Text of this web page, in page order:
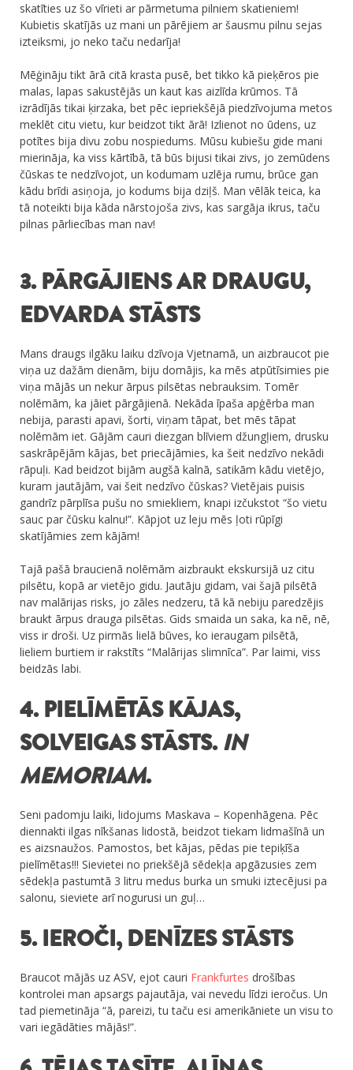
skatīties uz šo vīrieti ar pārmetuma pilniem skatieniem!
Kubietis skatījās uz mani un pārējiem ar šausmu pilnu sejas
izteiksmi, jo neko taču nedarīja!
Mēģināju tikt ārā citā krasta pusē, bet tikko kā pieķēros pie
malas, lapas sakustējās un kaut kas aizlīda krūmos. Tā
izrādījās tikai ķirzaka, bet pēc iepriekšējā piedzīvojuma metos
meklēt citu vietu, kur beidzot tikt ārā! Izlienot no ūdens, uz
potītes bija divu zobu nospiedums. Mūsu kubiešu gide mani
mierināja, ka viss kārtībā, tā būs bijusi tikai zivs, jo zemūdens
čūskas te nedzīvojot, un kodumam uzlēja rumu, brūce gan
kādu brīdi asiņoja, jo kodums bija dziļš. Man vēlāk teica, ka
tā noteikti bija kāda nārstojoša zivs, kas sargāja ikrus, taču
pilnas pārliecības man nav!
3. PĀRGĀJIENS AR DRAUGU,
EDVARDA STĀSTS
Mans draugs ilgāku laiku dzīvoja Vjetnamā, un aizbraucot pie
viņa uz dažām dienām, biju domājis, ka mēs atpūtīsimies pie
viņa mājās un nekur ārpus pilsētas nebrauksim. Tomēr
nolēmām, ka jāiet pārgājienā. Nekāda īpaša apģērba man
nebija, parasti apavi, šorti, viņam tāpat, bet mēs tāpat
nolēmām iet. Gājām cauri diezgan blīviem džungļiem, drusku
saskrāpējām kājas, bet priecājāmies, ka šeit nedzīvo nekādi
rāpuļi. Kad beidzot bijām augšā kalnā, satikām kādu vietējo,
kuram jautājām, vai šeit nedzīvo čūskas? Vietējais puisis
gandrīz pārplīsa pušu no smiekliem, knapi izčukstot “šo vietu
sauc par čūsku kalnu!”. Kāpjot uz leju mēs ļoti rūpīgi
skatījāmies zem kājām!
Tajā pašā braucienā nolēmām aizbraukt ekskursijā uz citu
pilsētu, kopā ar vietējo gidu. Jautāju gidam, vai šajā pilsētā
nav malārijas risks, jo zāles nedzeru, tā kā nebiju paredzējis
braukt ārpus drauga pilsētas. Gids smaida un saka, ka nē, nē,
viss ir droši. Uz pirmās lielā būves, ko ieraugam pilsētā,
lieliem burtiem ir rakstīts “Malārijas slimnīca”. Par laimi, viss
beidzās labi.
4. PIELĪMĒTĀS KĀJAS,
SOLVEIGAS STĀSTS.IN
MEMORIAM.
Seni padomju laiki, lidojums Maskava – Kopenhāgena. Pēc
diennakti ilgas nīkšanas lidostā, beidzot tiekam lidmašīnā un
es aizsnaužos. Pamostos, bet kājas, pēdas pie tepiķīša
pielīmētas!!! Sievietei no priekšējā sēdekļa apgāzusies zem
sēdekļa pastumtā 3 litru medus burka un smuki iztecējusi pa
salonu, sieviete arī nogurusi un guļ…
5. IEROČI, DENĪZES STĀSTS
Braucot mājās uz ASV, ejot cauri Frankfurtes drošības
kontrolei man apsargs pajautāja, vai nevedu līdzi ieročus. Un
tad piemetināja “ā, pareizi, tu taču esi amerikāniete un visu to
vari iegādāties mājās!”.